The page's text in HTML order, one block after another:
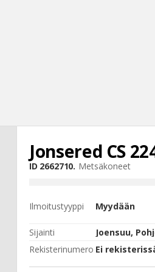
Jonsered CS
ID 2662710. Metsäkoneet
Ilmoitustyyppi Myydään
Sijainti
Rekisterinumero Ei